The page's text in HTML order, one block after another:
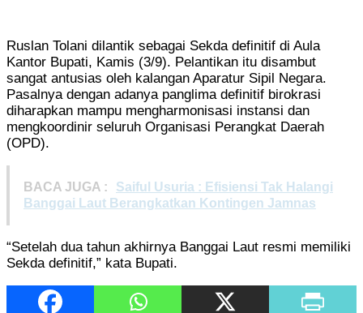
Ruslan Tolani dilantik sebagai Sekda definitif di Aula
Kantor Bupati, Kamis (3/9). Pelantikan itu disambut
sangat antusias oleh kalangan Aparatur Sipil Negara.
Pasalnya dengan adanya panglima definitif birokrasi
diharapkan mampu mengharmonisasi instansi dan
mengkoordinir seluruh Organisasi Perangkat Daerah
(OPD).
BACA JUGA :
Saiful Usuria : Efisiensi Tak Halangi
Banggai Laut Berangkatkan Kontingen Jamnas
“Setelah dua tahun akhirnya Banggai Laut resmi memiliki
Sekda definitif,” kata Bupati.